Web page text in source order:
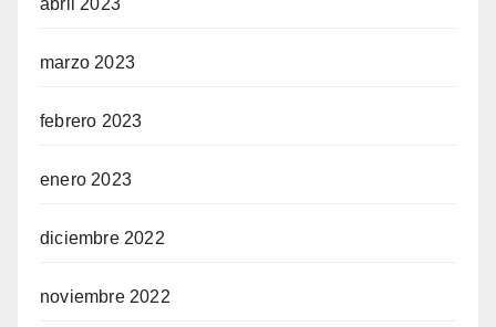
abril 2023
marzo 2023
febrero 2023
enero 2023
diciembre 2022
noviembre 2022